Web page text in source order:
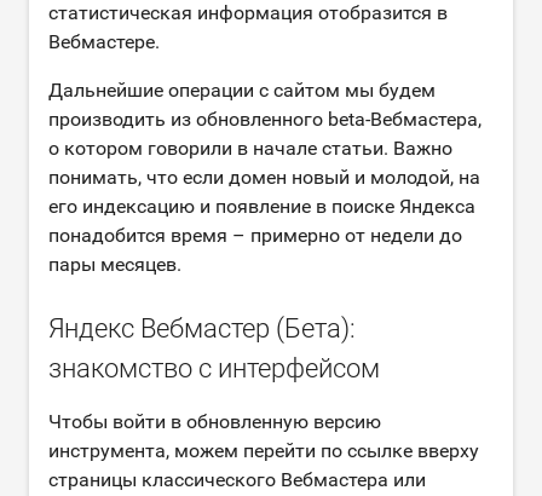
статистическая информация отобразится в
Вебмастере.
Дальнейшие операции с сайтом мы будем
производить из обновленного beta-Вебмастера,
о котором говорили в начале статьи. Важно
понимать, что если домен новый и молодой, на
его индексацию и появление в поиске Яндекса
понадобится время – примерно от недели до
пары месяцев.
Яндекс Вебмастер (Бета):
знакомство с интерфейсом
Чтобы войти в обновленную версию
инструмента, можем перейти по ссылке вверху
страницы классического Вебмастера или